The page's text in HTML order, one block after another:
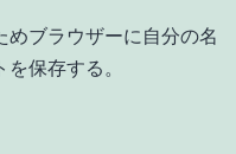
めブラウザーに自分の名
保存する。